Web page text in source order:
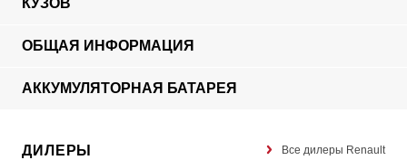
КУЗОВ
ОБЩАЯ ИНФОРМАЦИЯ
АККУМУЛЯТОРНАЯ БАТАРЕЯ
ДИЛЕРЫ Все дилеры Renault